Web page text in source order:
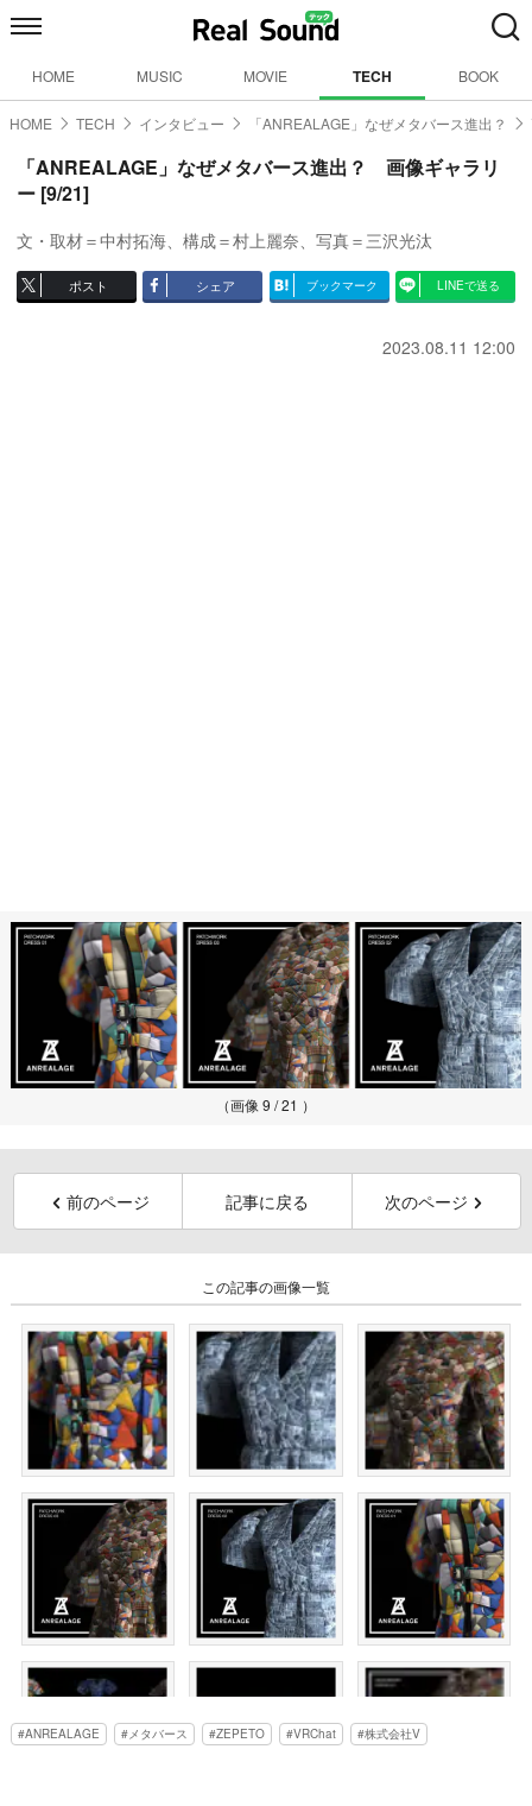
HOME MUSIC MOVIE TECH BOOK
HOME TECH インタビュー 「ANREALAGE」なぜメタバース進出？
「ANREALAGE」なぜメタバース進出？ 画像ギャラリ
ー [9/21]
文・取材＝中村拓海、構成＝村上麗奈、写真＝三沢光汰
ポスト シェア ブックマーク LINEで送る
2023.08.11 12:00
（画像 9 / 21 ）
前のページ 記事に戻る 次のページ
この記事の画像一覧
ANREALAGE メタバース ZEPETO VRChat 株式会社V